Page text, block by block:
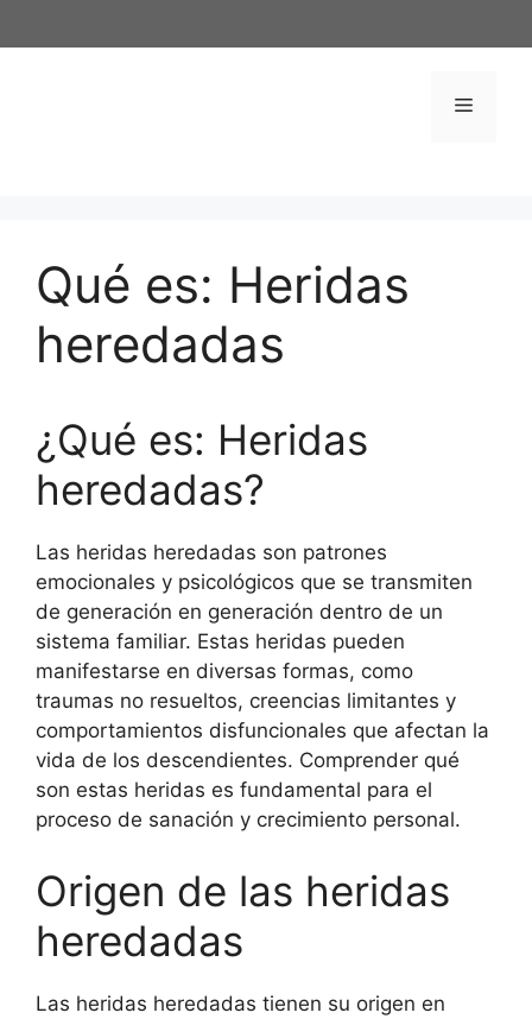
al
Menú
Qué es: Heridas
heredadas
¿Qué es: Heridas
heredadas?
Las heridas heredadas son patrones
emocionales y psicológicos que se transmiten
de generación en generación dentro de un
sistema familiar. Estas heridas pueden
manifestarse en diversas formas, como
traumas no resueltos, creencias limitantes y
comportamientos disfuncionales que afectan la
vida de los descendientes. Comprender qué
son estas heridas es fundamental para el
proceso de sanación y crecimiento personal.
Origen de las heridas
heredadas
Las heridas heredadas tienen su origen en